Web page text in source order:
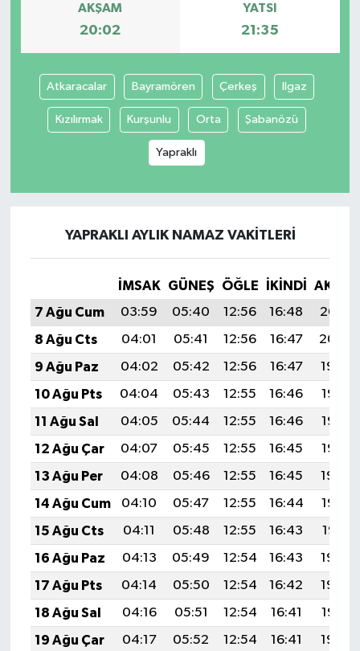
AKŞAM
20:02
YATSI
21:35
Atkaracalar Bayramören Çerkeş Ilgaz
Kızılırmak Kurşunlu Orta Şabanözü
Yapraklı
YAPRAKLI AYLIK NAMAZ VAKITLERI
İMSAK GÜNEŞ ÖĞLE İKINDI
7 Ağu Cum
03:59 05:40 12:56 16:48
20:02
8 Ağu Cts
04:01 05:41 12:56 16:47
20:00
9 Ağu Paz
04:02 05:42 12:56 16:47
19:59
10 Ağu Pts
04:04 05:43 12:55 16:46
19:58
11 Ağu Sal
04:05 05:44 12:55 16:46
19:57
12 Ağu Çar
04:07 05:45 12:55 16:45
19:55
13 Ağu Per
04:08 05:46 12:55 16:45
19:54
14 Ağu Cum
04:10 05:47 12:55 16:44
19:53
15 Ağu Cts
04:11 05:48 12:55 16:43
19:51
16 Ağu Paz
04:13 05:49 12:54 16:43
19:50
17 Ağu Pts
04:14 05:50 12:54 16:42
19:48
18 Ağu Sal
04:16 05:51 12:54 16:41
19:47
19 Ağu Çar
04:17 05:52 12:54 16:41
19:46